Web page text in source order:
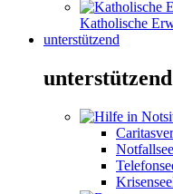
Katholische
unterstützend
unterstützend